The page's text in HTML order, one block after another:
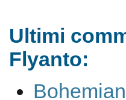
Ultimi
Flyanto: